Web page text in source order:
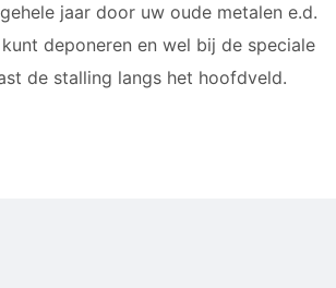
jaar door uw oude metalen e.d.
deponeren en wel bij de speciale
de stalling langs het hoofdveld.